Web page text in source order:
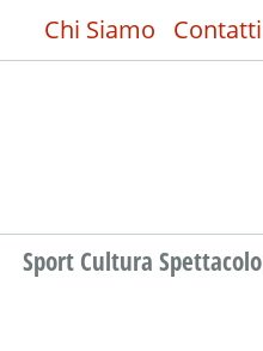
Chi Siamo Contatti
Sport Cultura Spettacolo